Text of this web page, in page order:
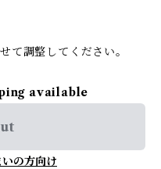
て調整してください。
available
の方向け